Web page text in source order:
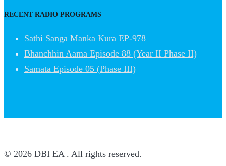
RECENT RADIO PROGRAMS
Sathi Sanga Manka Kura EP-978
Bhanchhin Aama Episode 88 (Year II Phase II)
Samata Episode 05 (Phase III)
© 2026 DBI EA . All rights reserved.